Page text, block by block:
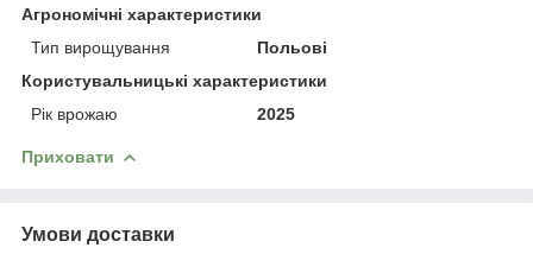
Агрономічні характеристики
Тип вирощування
Польові
Користувальницькі характеристики
Рік врожаю
2025
Приховати
Умови доставки